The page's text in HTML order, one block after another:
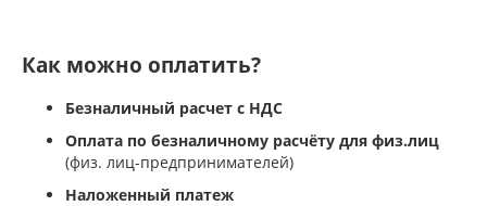
Как можно оплатить?
Безналичный расчет с НДС
Оплата по безналичному расчёту для физ.лиц
(физ. лиц-предпринимателей)
Наложенный платеж